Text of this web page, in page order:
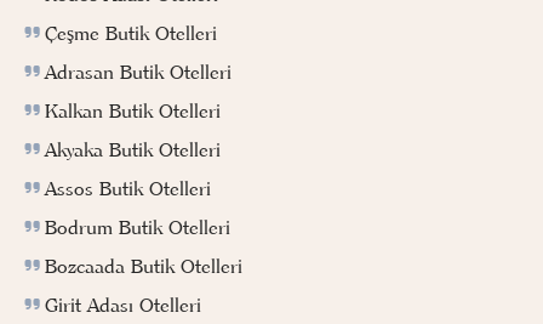
Çeşme Butik Otelleri
Adrasan Butik Otelleri
Kalkan Butik Otelleri
Akyaka Butik Otelleri
Assos Butik Otelleri
Bodrum Butik Otelleri
Bozcaada Butik Otelleri
Girit Adası Otelleri